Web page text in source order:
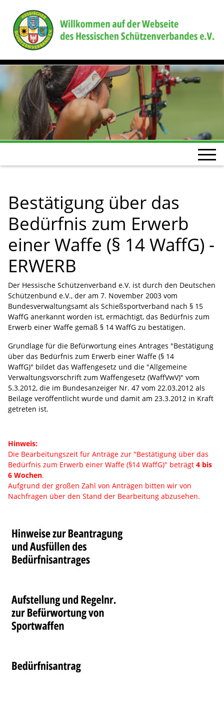
Bestätigung über das
Bedürfnis zum Erwerb
einer Waffe (§ 14 WaffG) -
ERWERB
Der Hessische Schützenverband e.V. ist durch den Deutschen
Schützenbund e.V., der am 7. November 2003 vom
Bundesverwaltungsamt als Schießsportverband nach § 15
WaffG anerkannt worden ist, ermächtigt, das Bedürfnis zum
Erwerb einer Waffe gemäß § 14 WaffG zu bestätigen.
Grundlage für die Befürwortung eines Antrages "Bestätigung
über das Bedürfnis zum Erwerb einer Waffe (§ 14
WaffG)" bildet das Waffengesetz und die "Allgemeine
Verwaltungsvorschrift zum Waffengesetz (WaffVwV)" vom
5.3.2012, die im Bundesanzeiger Nr. 47 vom 22.03.2012 als
Beilage veröffentlicht wurde und damit am 23.3.2012 in Kraft
getreten ist.
Hinweis:
Die Bearbeitungszeit für Anträge zur "Bestätigung über das
Bedürfnis zum Erwerb einer Waffe (§14 WaffG)" beträgt 4 bis
6 Wochen.
Aufgrund der großen Zahl von Anträgen bitten wir von
Nachfragen über den Stand der Bearbeitung abzusehen.